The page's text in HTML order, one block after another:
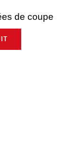
de coupe